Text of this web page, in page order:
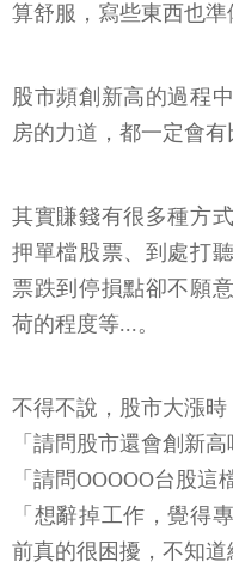
算舒服，寫些東西也準
股市頻創新高的過程
房的力道，都一定會有
其實賺錢有很多種方
押單檔股票、到處打
票跌到停損點卻不願
荷的程度等...。
不得不說，股市大漲時
「請問股市還會創新高
「請問OOOOO台股這
「想辭掉工作，覺得
前真的很困擾，不知道